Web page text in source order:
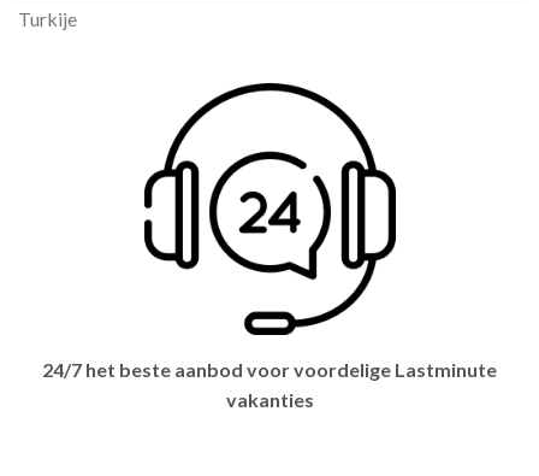
Turkije
24/7 het beste aanbod voor voordelige Lastminute
vakanties